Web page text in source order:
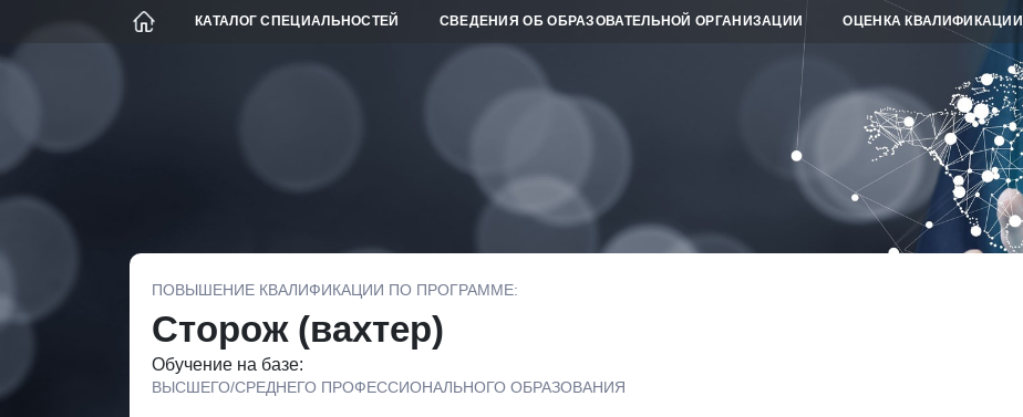
КАТАЛОГ СПЕЦИАЛЬНОСТЕЙ СВЕДЕНИЯ ОБ ОБРАЗОВАТЕЛЬНОЙ ОРГАНИЗАЦИИ ОЦЕНКА КВАЛИФИКАЦИИ
ПОВЫШЕНИЕ КВАЛИФИКАЦИИ ПО ПРОГРАММЕ:
Сторож (вахтер)
Обучение на базе:
ВЫСШЕГО/СРЕДНЕГО ПРОФЕССИОНАЛЬНОГО ОБРАЗОВАНИЯ